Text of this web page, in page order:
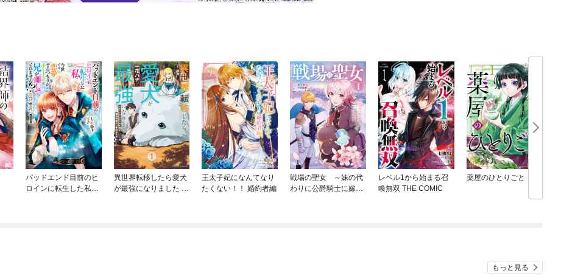
バッドエンド目前のヒ
ロインに転生した私、
異世界転移したら愛犬
が最強になりました ～
王太子妃になんてなり
たくない！！ 婚約者編
戦場の聖女 ～妹の代
わりに公爵騎士に嫁ぐ
レベル1から始まる召
喚無双 THE COMIC
薬屋のひとりごと
もっと見る